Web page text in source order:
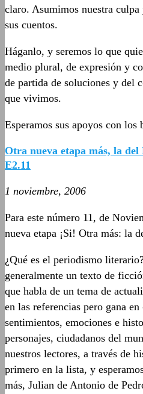
claro. Asumimos nuestra
sus cuentos.
Háganlo, y seremos lo que
medio plural, de expresión y
de partida de soluciones y del
que vivimos.
Esperamos sus apoyos con
Otra nueva etapa más, la
E2.11
1 noviembre, 2006
Para este número 11, de
nueva etapa ¡Si! Otra más: la
¿Qué es el periodismo
generalmente un texto de
que habla de un tema de
en las referencias pero gana
sentimientos, emociones e
personajes, ciudadanos del
nuestros lectores, a través de
primero en la lista, y
más, Julian de Antonio de